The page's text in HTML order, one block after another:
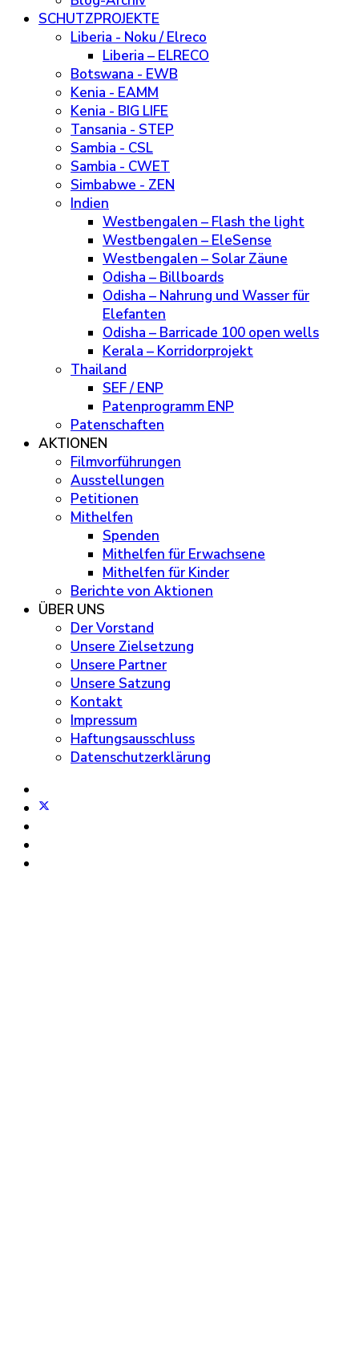
SCHUTZPROJEKTE
Liberia - Noku / Elreco
Liberia – ELRECO
Botswana - EWB
Kenia - EAMM
Kenia - BIG LIFE
Tansania - STEP
Sambia - CSL
Sambia - CWET
Simbabwe - ZEN
Indien
Westbengalen – Flash the light
Westbengalen – EleSense
Westbengalen – Solar Zäune
Odisha – Billboards
Odisha – Nahrung und Wasser für
Elefanten
Odisha – Barricade 100 open wells
Kerala – Korridorprojekt
Thailand
SEF / ENP
Patenprogramm ENP
Patenschaften
AKTIONEN
Filmvorführungen
Ausstellungen
Petitionen
Mithelfen
Spenden
Mithelfen für Erwachsene
Mithelfen für Kinder
Berichte von Aktionen
ÜBER UNS
Der Vorstand
Unsere Zielsetzung
Unsere Partner
Unsere Satzung
Kontakt
Impressum
Haftungsausschluss
Datenschutzerklärung